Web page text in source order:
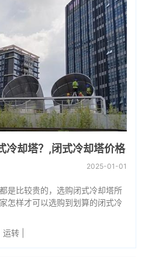
冷却塔？,闭式冷却塔价格
2025-01-01
是比较贵的，选购闭式冷却塔所
怎样才可以选购到划算的闭式冷
运转